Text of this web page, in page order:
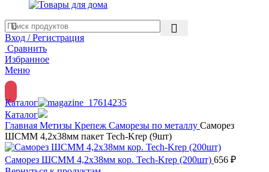
Вход / Регистрация
Сравнить
Избранное
Меню
Каталог
Каталог
Главная Метизы Крепеж Саморезы по металлу Саморез
ШСММ 4,2х38мм пакет Tech-Krep (9шт)
Саморез ШСММ 4,2х38мм кор. Tech-Krep (200шт) 656 ₽